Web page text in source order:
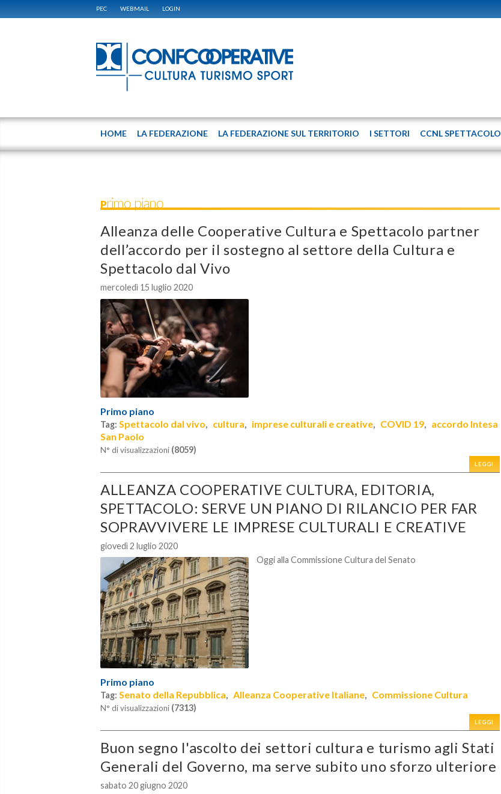
PEC WEBMAIL LOGIN
HOME LA FEDERAZIONE LA FEDERAZIONE SUL TERRITORIO I SETTORI CCNL SPETTACOLO
Primo piano
Alleanza delle Cooperative Cultura e Spettacolo partner
dell’accordo per il sostegno al settore della Cultura e
Spettacolo dal Vivo
mercoledì 15 luglio 2020
Primo piano
Tag:Spettacolo dal vivo, cultura, imprese culturali e creative, COVID 19, accordo Intesa
San Paolo
N° di visualizzazioni (8059)
LEGGI
ALLEANZA COOPERATIVE CULTURA, EDITORIA,
SPETTACOLO: SERVE UN PIANO DI RILANCIO PER FAR
SOPRAVVIVERE LE IMPRESE CULTURALI E CREATIVE
giovedì 2 luglio 2020
Oggi alla Commissione Cultura del Senato
Primo piano
Tag:Senato della Repubblica,Alleanza Cooperative Italiane, Commissione Cultura
N° di visualizzazioni (7313)
LEGGI
Buon segno l'ascolto dei settori cultura e turismo agli Stati
Generali del Governo, ma serve subito uno sforzo ulteriore
sabato 20 giugno 2020